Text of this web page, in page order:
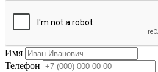
Имя
Телефон